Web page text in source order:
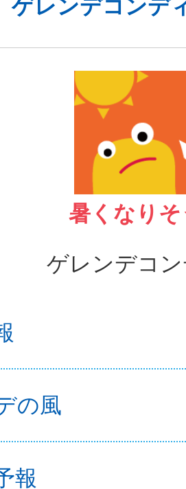
ゲレンデコンデ
暑くなりそ
ゲレンデコ
の風
報